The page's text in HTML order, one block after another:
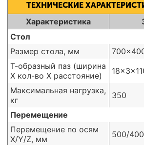
ТЕХНИЧЕСКИЕ
Характеристика
Стол
Размер стола, мм
Т-образный паз (ширина
X кол-во X расстояние)
Максимальная нагрузка,
кг
350
Перемещение
Перемещение по осям
X/Y/Z, мм
500/